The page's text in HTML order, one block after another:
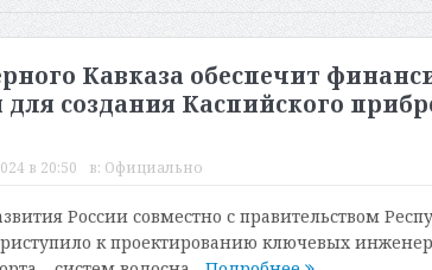
Кавказа обеспечит
создания Каспийского
в 20:50 в: Официально
России совместно с правительством
к проектированию ключевых